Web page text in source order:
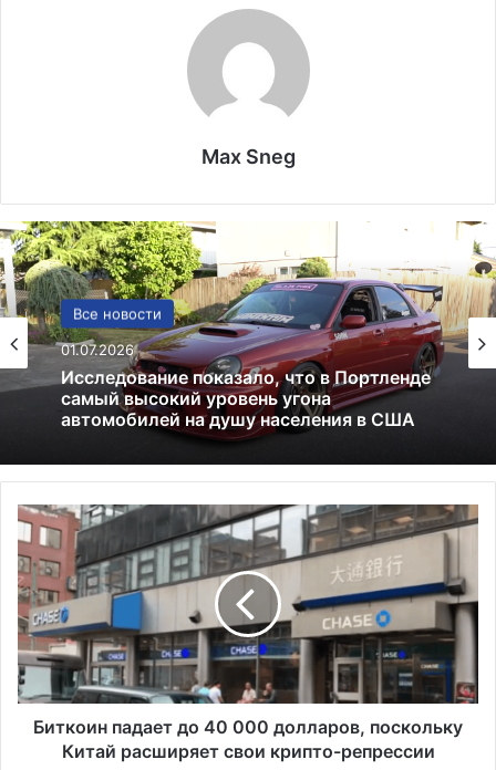
Max Sneg
Все новости
01.07.2026
Исследование показало, что в Портленде
самый высокий уровень угона
автомобилей на душу населения в США
Лекарства и аптеки
05.05.2026
Глицин — это фейк или реальное
средство
Б
и
т
к
о
и
н
п
а
Биткоин падает до 40 000 долларов, поскольку
Китай расширяет свои крипто-репрессии